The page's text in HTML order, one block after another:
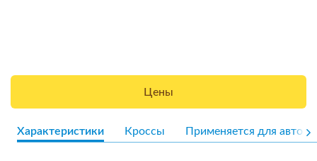
Цены
Характеристики Кроссы Применяется для авто